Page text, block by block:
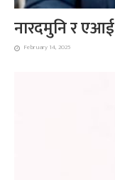
नारदमुनि र एआई
February 14, 2025